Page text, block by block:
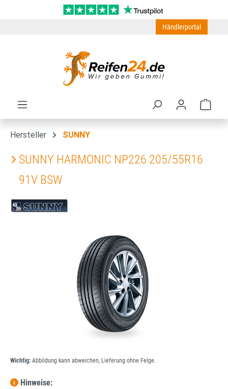
Zum Hauptinhalt springen
Händlerportal
Hersteller SUNNY
SUNNY HARMONIC NP226 205/55R16
91V BSW
Bildergalerie überspringen
Wichtig: Abbildung kann abweichen, Lieferung ohne Felge.
Hinweise: